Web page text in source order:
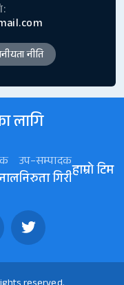
नीति
लागि
उप–सम्पादक
निरुता गिरीहाम्रो टिम